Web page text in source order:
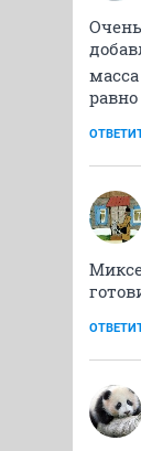
масса